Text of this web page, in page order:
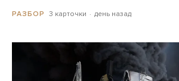
РАЗБОР 3 карточки день назад